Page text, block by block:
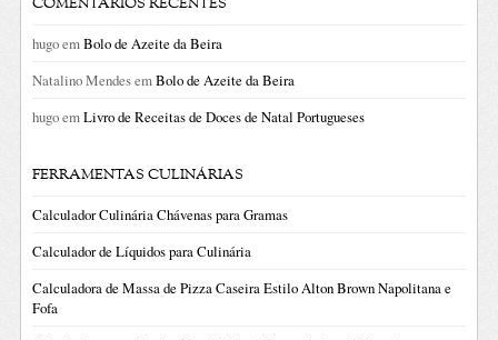
COMENTÁRIOS RECENTES
hugoemBolo de Azeite da Beira
Natalino MendesemBolo de Azeite da Beira
hugoemLivro de Receitas de Doces de Natal Portugueses
FERRAMENTAS CULINÁRIAS
Calculador Culinária Chávenas para Gramas
Calculador de Líquidos para Culinária
Calculadora de Massa de Pizza Caseira Estilo Alton Brown Napolitana e
Fofa